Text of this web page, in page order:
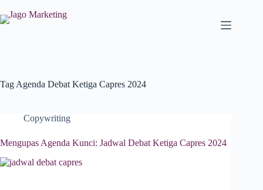
Tag Agenda Debat Ketiga Capres 2024
Copywriting
Mengupas Agenda Kunci: Jadwal Debat Ketiga Capres 2024